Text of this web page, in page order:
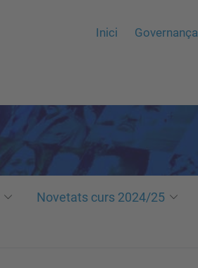
Inici Governança
Novetats curs 2024/25